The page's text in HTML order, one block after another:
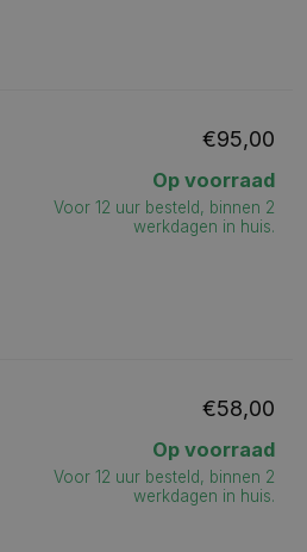
€95,00
Op voorraad
Voor 12 uur besteld, binnen 2
werkdagen in huis.
€58,00
Op voorraad
Voor 12 uur besteld, binnen 2
werkdagen in huis.